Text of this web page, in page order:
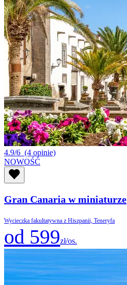
4.9/6 (4 opinie)
NOWOŚĆ
Gran Canaria w miniaturze
Wycieczka fakultatywna z Hiszpanii, Teneryfa
od 599zł/os.